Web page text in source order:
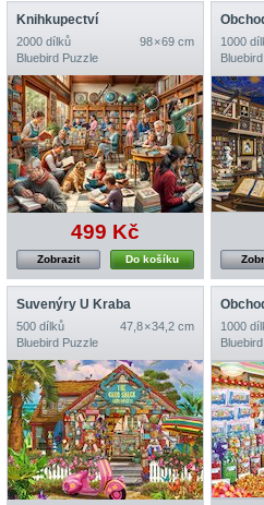
Knihkupectví
2000 dílků
98 × 69 cm
Bluebird Puzzle
499 Kč
Do košíku
Zobrazit
1000
Suvenýry U Kraba
500 dílků
47,8 × 34,2 cm
Bluebird Puzzle
1000